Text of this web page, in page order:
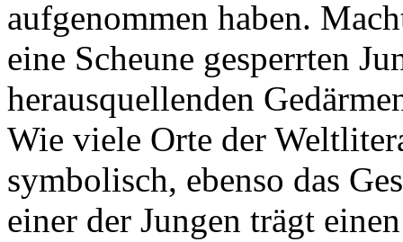
aufgenommen haben.
eine Scheune gesperrten
herausquellenden
Wie viele Orte der
symbolisch, ebenso das
einer der Jungen trägt